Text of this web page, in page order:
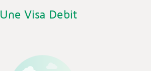
Une Visa Debit